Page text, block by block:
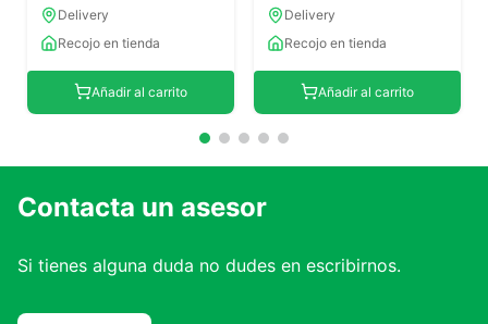
Delivery
Recojo en tienda
Añadir al carrito
Delivery
Recojo en tienda
Añadir al carrito
Contacta un asesor
Si tienes alguna duda no dudes en escribirnos.